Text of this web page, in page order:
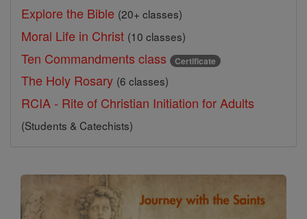
Explore the Bible (20+ classes)
Moral Life in Christ (10 classes)
Ten Commandments class Certificate
The Holy Rosary (6 classes)
RCIA - Rite of Christian Initiation for Adults
(Students & Catechists)